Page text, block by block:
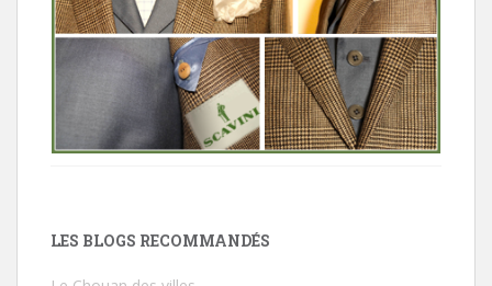
LES BLOGS RECOMMANDÉS